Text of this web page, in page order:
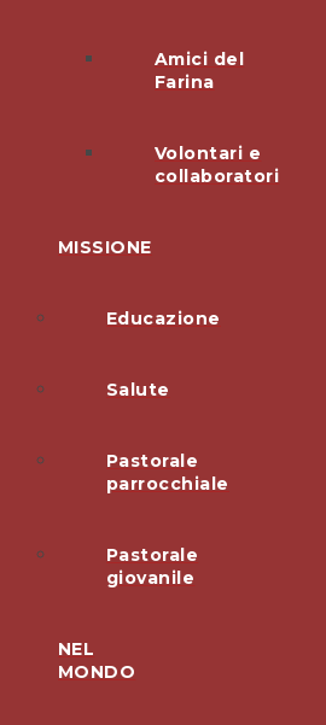
Amici del
Farina
Volontari e
collaboratori
MISSIONE
Educazione
Salute
Pastorale
parrocchiale
Pastorale
giovanile
NEL
MONDO